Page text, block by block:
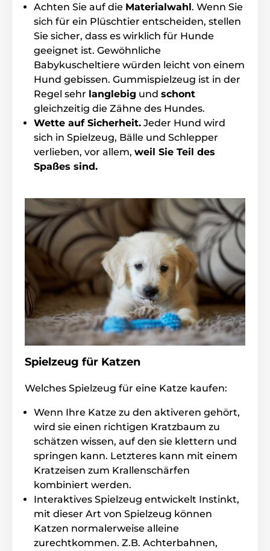
Das Produkt ist in Kategorien eingeteilt
SmartPet Smartspielzeug
Intelligentes Spielzeug für Katzen
Für Hunde Für Katzen Interaktiv
Elektronische Bälle, Kugeln
Spielzeug für Katzen Cheerble Katze
% Haustierbedarf
Achten Sie auf die Materialwahl. Wenn Sie
sich für ein Plüschtier entscheiden, stellen
Sie sicher, dass es wirklich für Hunde
geeignet ist. Gewöhnliche
Babykuscheltiere würden leicht von einem
Hund gebissen. Gummispielzeug ist in der
Regel sehr langlebig und schont
gleichzeitig die Zähne des Hundes.
Wette auf Sicherheit. Jeder Hund wird
sich in Spielzeug, Bälle und Schlepper
verlieben, vor allem, weil Sie Teil des
Spaßes sind.
Spielzeug für Katzen
Welches Spielzeug für eine Katze kaufen:
Wenn Ihre Katze zu den aktiveren gehört,
wird sie einen richtigen Kratzbaum zu
schätzen wissen, auf den sie klettern und
springen kann. Letzteres kann mit einem
Kratzeisen zum Krallenschärfen
kombiniert werden.
Interaktives Spielzeug entwickelt Instinkt,
mit dieser Art von Spielzeug können
Katzen normalerweise alleine
zurechtkommen. Z.B. Achterbahnen,